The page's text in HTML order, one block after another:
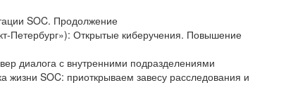
SOC. Продолжение
Петербург»): Открытые киберучения. Повышение
диалога с внутренними подразделениями
SOC: приоткрываем завесу расследования и